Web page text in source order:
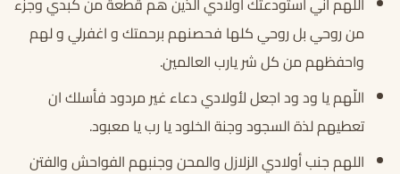
من روحي بل روحي كلها فحصنهم برحمتك و اغفرلي و لهم
واحفظهم من كل شر يارب العالمين.
اللّهم يا ود ود اجعل لأولادي دعاء غير مردود فأسلك ان
تعطيهم لذة السجود وجنة الخلود يا رب يا معبود.
اللهم جنب أولادي الزلازل والمحن وجنبهم الفواحش والفتن